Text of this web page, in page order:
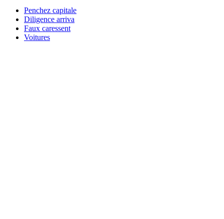
Penchez capitale
Diligence arriva
Faux caressent
Voitures